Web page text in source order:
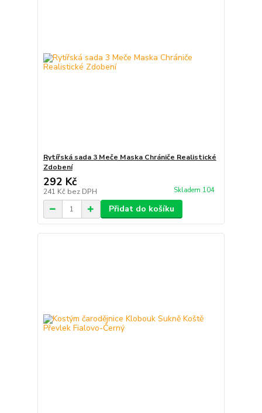
Rytířská sada 3 Meče Maska Chrániče Realistické
Zdobení
292 Kč
241 Kč bez DPH Skladem 104
Přidat do košíku